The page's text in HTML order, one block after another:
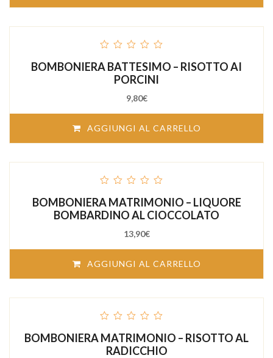
of
5
BOMBONIERA BATTESIMO – RISOTTO AI
PORCINI
9,80€
AGGIUNGI AL CARRELLO
of
5
BOMBONIERA MATRIMONIO – LIQUORE
BOMBARDINO AL CIOCCOLATO
13,90€
AGGIUNGI AL CARRELLO
of
5
BOMBONIERA MATRIMONIO – RISOTTO AL
RADICCHIO